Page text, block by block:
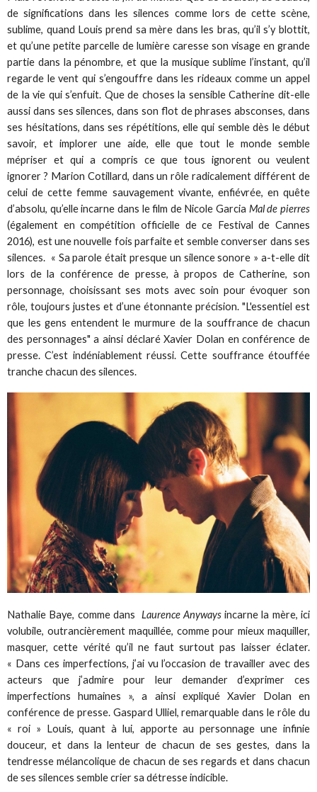
de significations dans les silences comme lors de cette scène,
sublime, quand Louis prend sa mère dans les bras, qu’il s’y blottit,
et qu’une petite parcelle de lumière caresse son visage en grande
partie dans la pénombre, et que la musique sublime l’instant, qu’il
regarde le vent qui s’engouffre dans les rideaux comme un appel
de la vie qui s’enfuit. Que de choses la sensible Catherine dit-elle
aussi dans ses silences, dans son flot de phrases absconses, dans
ses hésitations, dans ses répétitions, elle qui semble dès le début
savoir, et implorer une aide, elle que tout le monde semble
mépriser et qui a compris ce que tous ignorent ou veulent
ignorer ? Marion Cotillard, dans un rôle radicalement différent de
celui de cette femme sauvagement vivante, enfiévrée, en quête
d’absolu, qu’elle incarne dans le film de Nicole Garcia Mal de pierres
(également en compétition officielle de ce Festival de Cannes
2016), est une nouvelle fois parfaite et semble converser dans ses
silences. « Sa parole était presque un silence sonore » a-t-elle dit
lors de la conférence de presse, à propos de Catherine, son
personnage, choisissant ses mots avec soin pour évoquer son
rôle, toujours justes et d’une étonnante précision. "L'essentiel est
que les gens entendent le murmure de la souffrance de chacun
des personnages" a ainsi déclaré Xavier Dolan en conférence de
presse. C’est indéniablement réussi. Cette souffrance étouffée
tranche chacun des silences.
Nathalie Baye, comme dans Laurence Anywaysincarne la mère, ici
volubile, outrancièrement maquillée, comme pour mieux maquiller,
masquer, cette vérité qu’il ne faut surtout pas laisser éclater.
« Dans ces imperfections, j’ai vu l’occasion de travailler avec des
acteurs que j’admire pour leur demander d’exprimer ces
imperfections humaines », a ainsi expliqué Xavier Dolan en
conférence de presse. Gaspard Ulliel, remarquable dans le rôle du
« roi » Louis, quant à lui, apporte au personnage une infinie
douceur, et dans la lenteur de chacun de ses gestes, dans la
tendresse mélancolique de chacun de ses regards et dans chacun
de ses silences semble crier sa détresse indicible.